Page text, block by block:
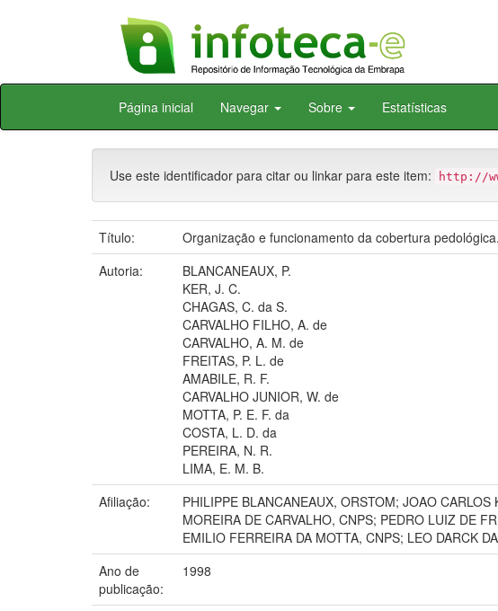
Skip
Página inicial Navegar Sobre Estatísticas
Use este identificador para citar ou linkar para este item: http://
Título:
Organização e funcionamento da cobertura pedológica.
Autoria:
BLANCANEAUX, P.
KER, J. C.
CHAGAS, C. da S.
CARVALHO FILHO, A. de
CARVALHO, A. M. de
FREITAS, P. L. de
AMABILE, R. F.
CARVALHO JUNIOR, W. de
MOTTA, P. E. F. da
COSTA, L. D. da
PEREIRA, N. R.
LIMA, E. M. B.
Afiliação:
PHILIPPE BLANCANEAUX, ORSTOM; JOAO
MOREIRA DE CARVALHO, CNPS; PEDRO LUIZ DE
EMILIO FERREIRA DA MOTTA, CNPS; LEO DARCK
Ano de
publicação:
1998